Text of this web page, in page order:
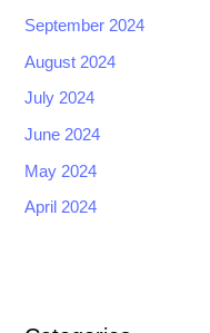
September 2024
August 2024
July 2024
June 2024
May 2024
April 2024